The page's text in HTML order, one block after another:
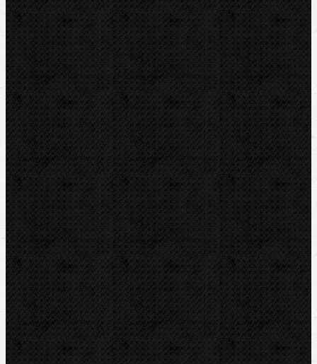
VIRAX
ZENTEN
Kontakt
NIPO Tools s.r.o
Lipová 7
CZ-763 26 LUHAČOVICE
Telefon obj.:
602 719 020
Telefon fakt.:
608 719 020
E-mail:
nipo@nipo.cz
Platební brána GOPAY